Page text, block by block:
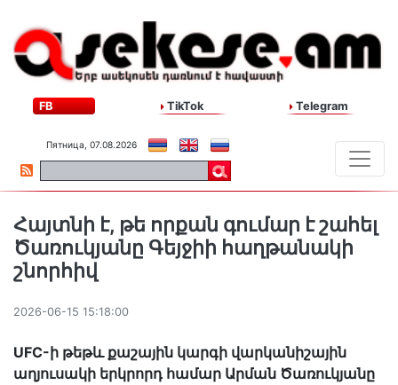
FB TikTok Telegram
Пятница, 07.08.2026
Հայտնի է, թե որքան գումար է շահել
Ծառուկյանը Գեյջիի հաղթանակի
շնորհիվ
2026-06-15 15:18:00
UFC-ի թեթև քաշային կարգի վարկանիշային
աղյուսակի երկրորդ համար Արման Ծառուկյանը